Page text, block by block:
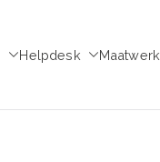
-
Helpdesk